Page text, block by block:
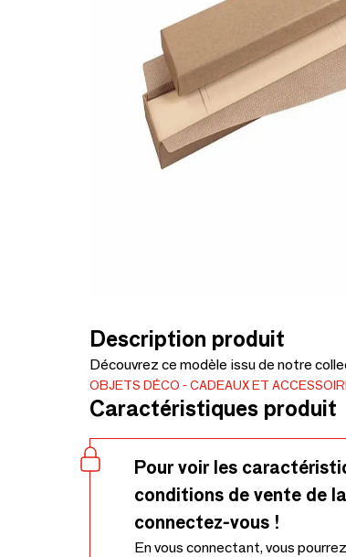
Description produit
Découvrez ce modèle issu de notre
OBJETS DÉCO CADEAUX ET
Caractéristiques produit
Pour voir les
conditions de vente de
connectez-vous !
En vous connectant, vous